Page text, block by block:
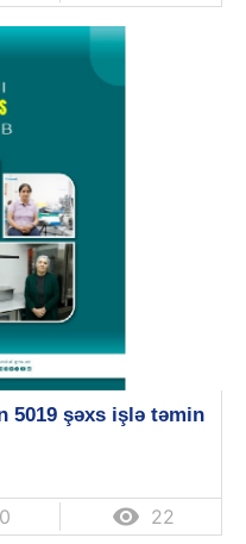
5019 şəxs işlə təmin
0  22